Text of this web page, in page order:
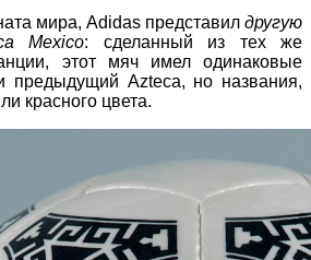
мира, Adidas представил другую
Mexico: сделанный из тех же
этот мяч имел одинаковые
предыдущий Azteca, но названия,
красного цвета.